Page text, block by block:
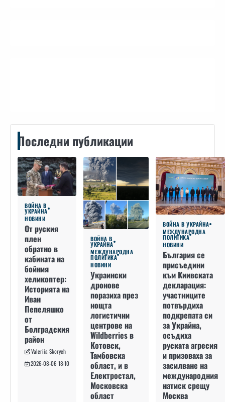
Последни публикации
ВОЙНА В
УКРАЙНА
НОВИНИ
От руския
плен
обратно в
кабината на
бойния
хеликоптер:
Историята на
Иван
Пепеляшко
от
Болградския
район
Valeriia Skorych
2026-08-06 18:10
ВОЙНА В
УКРАЙНА
МЕЖДУНАРОДНА
ПОЛИТИКА
НОВИНИ
Украински
дронове
поразиха през
нощта
логистични
центрове на
Wildberries в
Котовск,
Тамбовска
област, и в
Електростал,
Московска
област
ВОЙНА В УКРАЙНА
МЕЖДУНАРОДНА
ПОЛИТИКА
НОВИНИ
България се
присъедини
към Киивската
декларация:
участниците
потвърдиха
подкрепата си
за Украйна,
осъдиха
руската агресия
и призоваха за
засилване на
международния
натиск срещу
Москва